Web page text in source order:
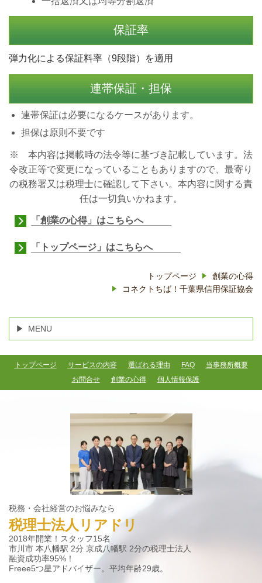
保証率
弾力化による保証料率（9段階）を適用
連帯保証・担保
連帯保証は必要になるケースがあります。
担保は原則不要です
※ 本内容は掲載時の法令等に基づき記載しています。法
令改正等で変更になっていることもありますので、最寄り
の税務署又は税理士に確認して下さい。本内容に関する責
任は一切負いかねます。
「創業の心得」はこちらへ
「トップページ」はこちらへ
トップページ
創業の心得
コネクトちば！千葉県信用保証協会
MENU
トップページ サービスの内容 選ばれる理由 FAQ
当事務所概要
お問合せ
創業の心得 個人情報保護
税務・会社経営のお悩みなら
税理士法人リアドリ
2018年開業！スタッフ15名
市川市 本八幡駅 2分 京成八幡駅 2分の税理士法人
融資成功率95%！
Freee5つ星アドバイザー。平均年齢29歳。